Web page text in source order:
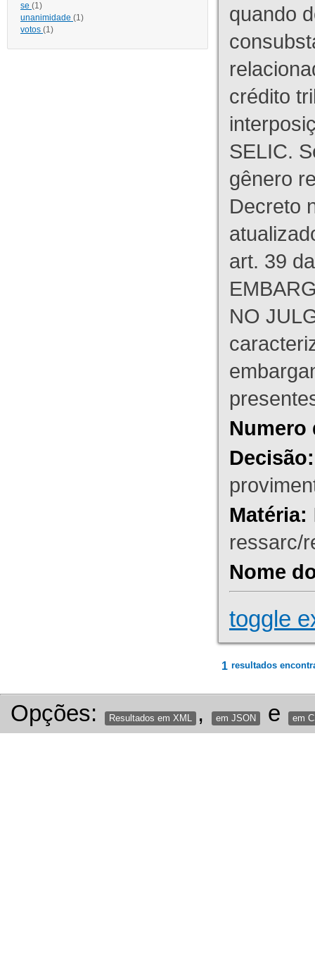
se (1)
unanimidade (1)
votos (1)
quando
crédito
SELIC.
gênero
Decreto
art. 39
NO
Numero
Decisão:
Matéria:
ressarc/
Nome
toggle
1 resultados
Opções: Resultados em XML , em JSON e em